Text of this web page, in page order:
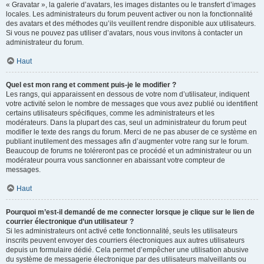
« Gravatar », la galerie d’avatars, les images distantes ou le transfert d’images
locales. Les administrateurs du forum peuvent activer ou non la fonctionnalité
des avatars et des méthodes qu’ils veuillent rendre disponible aux utilisateurs.
Si vous ne pouvez pas utiliser d’avatars, nous vous invitons à contacter un
administrateur du forum.
Haut
Quel est mon rang et comment puis-je le modifier ?
Les rangs, qui apparaissent en dessous de votre nom d’utilisateur, indiquent
votre activité selon le nombre de messages que vous avez publié ou identifient
certains utilisateurs spécifiques, comme les administrateurs et les
modérateurs. Dans la plupart des cas, seul un administrateur du forum peut
modifier le texte des rangs du forum. Merci de ne pas abuser de ce système en
publiant inutilement des messages afin d’augmenter votre rang sur le forum.
Beaucoup de forums ne toléreront pas ce procédé et un administrateur ou un
modérateur pourra vous sanctionner en abaissant votre compteur de
messages.
Haut
Pourquoi m’est-il demandé de me connecter lorsque je clique sur le lien de
courrier électronique d’un utilisateur ?
Si les administrateurs ont activé cette fonctionnalité, seuls les utilisateurs
inscrits peuvent envoyer des courriers électroniques aux autres utilisateurs
depuis un formulaire dédié. Cela permet d’empêcher une utilisation abusive
du système de messagerie électronique par des utilisateurs malveillants ou